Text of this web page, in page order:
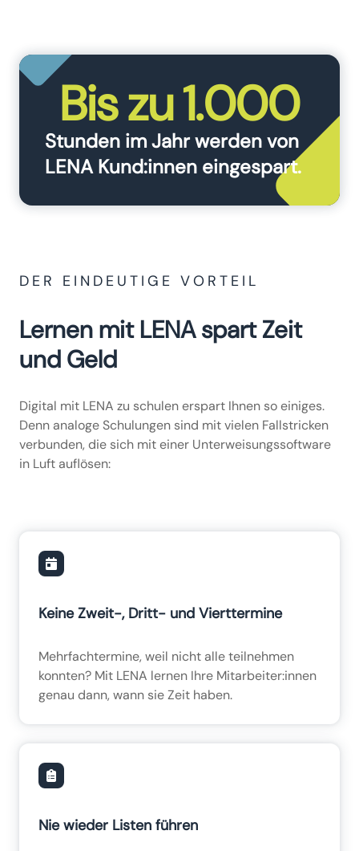
Bis zu 1.000
Stunden im Jahr werden von
LENA Kund:innen eingespart.
DER EINDEUTIGE VORTEIL
Lernen mit LENA spart Zeit
und Geld
Digital mit LENA zu schulen erspart Ihnen so einiges.
Denn analoge Schulungen sind mit vielen Fallstricken
verbunden, die sich mit einer Unterweisungssoftware
in Luft auflösen:
Keine Zweit-, Dritt- und Vierttermine
Mehrfachtermine, weil nicht alle teilnehmen
konnten? Mit LENA lernen Ihre Mitarbeiter:innen
genau dann, wann sie Zeit haben.
Nie wieder Listen führen